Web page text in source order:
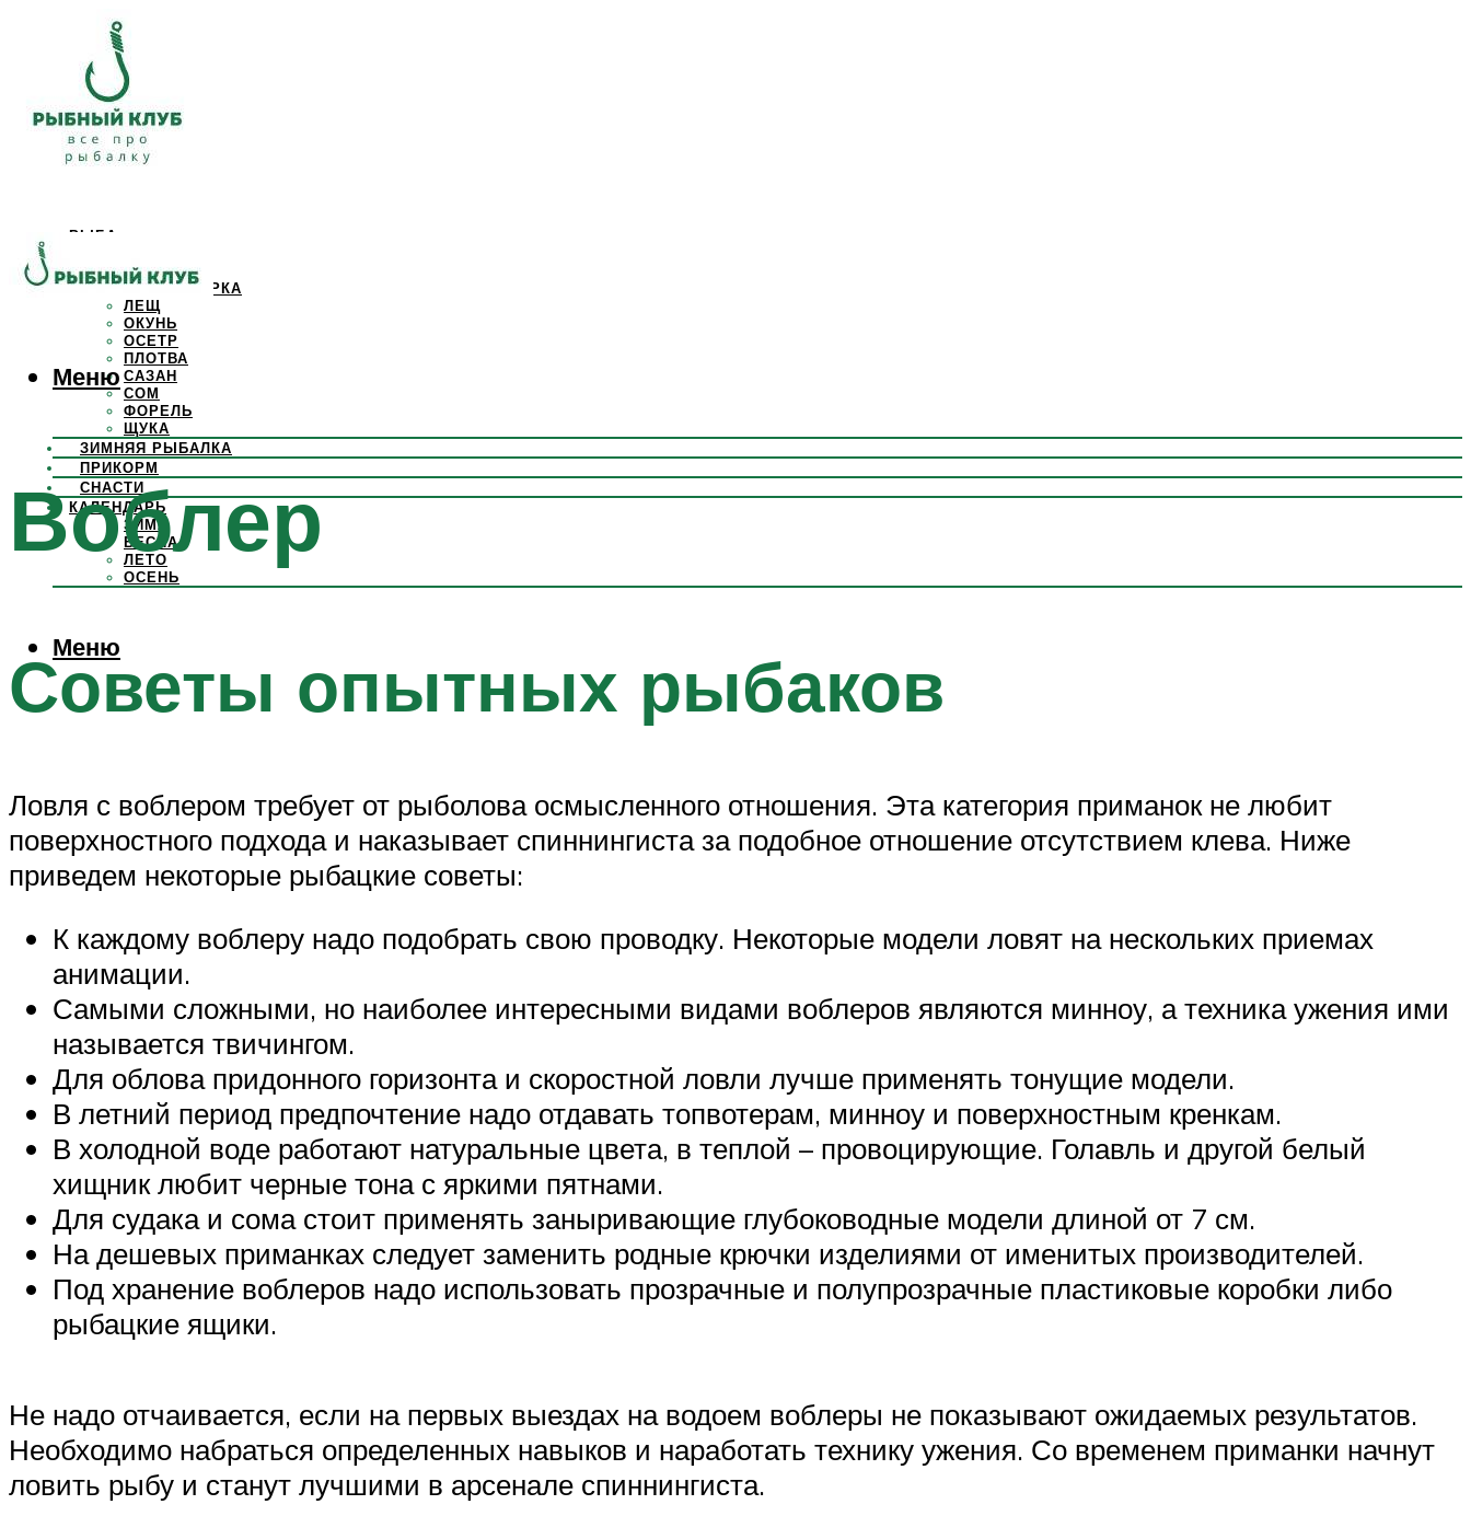
РЫБА
КАРП
КРАСНОПЕРКА
ЛЕЩ
ОКУНЬ
ОСЕТР
ПЛОТВА
САЗАН
СОМ
ФОРЕЛЬ
ЩУКА
ЗИМНЯЯ РЫБАЛКА
ПРИКОРМ
СНАСТИ
КАЛЕНДАРЬ
ЗИМА
ВЕСНА
ЛЕТО
ОСЕНЬ
Меню
Меню
Воблер
Советы опытных рыбаков
Ловля с воблером требует от рыболова осмысленного отношения. Эта категория приманок не любит
поверхностного подхода и наказывает спиннингиста за подобное отношение отсутствием клева. Ниже
приведем некоторые рыбацкие советы:
К каждому воблеру надо подобрать свою проводку. Некоторые модели ловят на нескольких приемах
анимации.
Самыми сложными, но наиболее интересными видами воблеров являются минноу, а техника ужения ими
называется твичингом.
Для облова придонного горизонта и скоростной ловли лучше применять тонущие модели.
В летний период предпочтение надо отдавать топвотерам, минноу и поверхностным кренкам.
В холодной воде работают натуральные цвета, в теплой – провоцирующие. Голавль и другой белый
хищник любит черные тона с яркими пятнами.
Для судака и сома стоит применять заныривающие глубоководные модели длиной от 7 см.
На дешевых приманках следует заменить родные крючки изделиями от именитых производителей.
Под хранение воблеров надо использовать прозрачные и полупрозрачные пластиковые коробки либо
рыбацкие ящики.
Не надо отчаивается, если на первых выездах на водоем воблеры не показывают ожидаемых результатов.
Необходимо набраться определенных навыков и наработать технику ужения. Со временем приманки начнут
ловить рыбу и станут лучшими в арсенале спиннингиста.